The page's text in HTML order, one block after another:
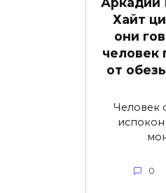
Хайт
они
человек
от
Человек
испокон
0